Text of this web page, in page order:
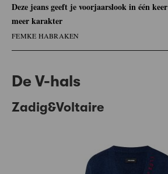
Deze jeans geeft je voorjaarslook in één keer
meer karakter
FEMKE HABRAKEN
De V-hals
Zadig&Voltaire